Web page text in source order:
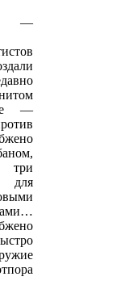
—
—
три
для